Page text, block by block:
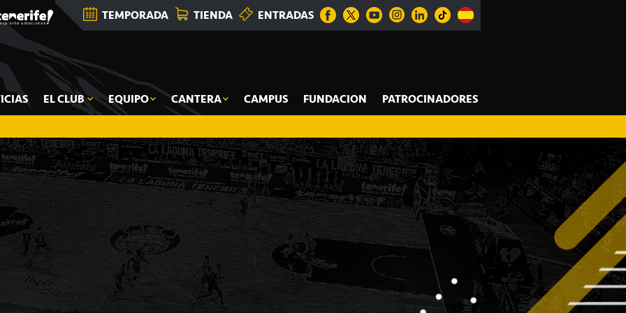
TEMPORADA TIENDA ENTRADAS
EL CLUB EQUIPO CANTERA CAMPUS FUNDACION PATROCINADORES